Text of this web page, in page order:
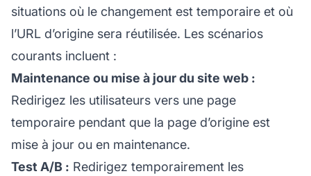
situations où le changement est temporaire et où
l’URL d’origine sera réutilisée. Les scénarios
courants incluent :
Maintenance ou mise à jour du site web :
Redirigez les utilisateurs vers une page
temporaire pendant que la page d’origine est
mise à jour ou en maintenance.
Test A/B : Redirigez temporairement les